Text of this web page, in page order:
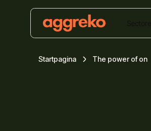
Startpagina The power of on